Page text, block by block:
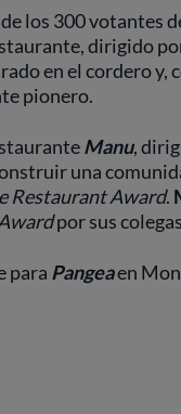
los 300 votantes
dirigido
en el cordero y,
pionero.
Manu,
una
Restaurant Award.
por sus
para Pangeaen